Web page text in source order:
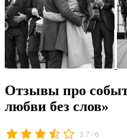
Отзывы про
любви без слов»
3.7 /6